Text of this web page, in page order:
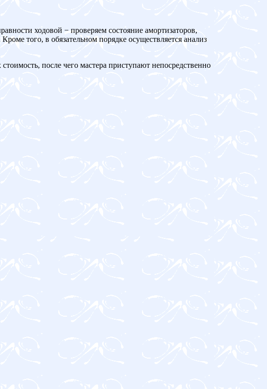
ходовой − проверяем состояние амортизаторов,
того, в обязательном порядке осуществляется анализ
после чего мастера приступают непосредственно